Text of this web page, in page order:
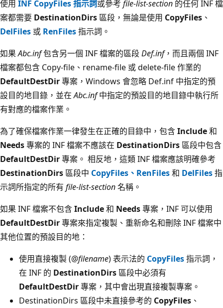
使用 INF CopyFiles 指示詞或參考 file-list-section 的任何 INF 檔
案都需要 DestinationDirs 區段，無論是使用 CopyFiles 、
DelFiles 或 RenFiles指示詞。
如果Abc.inf包含另一個 INF 檔案的區段Def.inf，而且兩個 INF
檔案都包含 Copy-file、rename-file 或 delete-file 作業的
DefaultDestDir專案，Windows 會忽略 Def.inf 中指定的預
設目的地目錄，並在Abc.inf中指定的預設目的地目錄中執行所
有對應的檔案作業。
為了確保檔案作業一律發生在正確的目錄中，包含Include和
Needs專案的 INF 檔案不應該在 DestinationDirs 區段中包含
DefaultDestDir專案。 相反地，這類 INF 檔案應該明確參考
DestinationDirs 區段中 CopyFiles、RenFiles和 DelFiles指
示詞所指定的所有 file-list-section名稱。
如果 INF 檔案不包含Include和 Needs專案，INF 可以使用
DefaultDestDir專案來指定複製、重新命名和刪除 INF 檔案中
其他位置的預設目的地：
使用直接複製 (@filename) 表示法的 CopyFiles指示詞，
在 INF 的 DestinationDirs 區段中必須有
DefaultDestDir專案，其中會出現直接複製專案。
DestinationDirs 區段中未直接參考的 CopyFiles 、